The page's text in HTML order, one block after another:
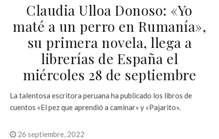
Claudia Ulloa Donoso: «Yo
maté a un perro en Rumanía»,
su primera novela, llega a
librerías de España el
miércoles 28 de septiembre
La talentosa escritora peruana ha publicado los libros de
cuentos «El pez que aprendió a caminar» y «Pajarito».
26 septiembre, 2022